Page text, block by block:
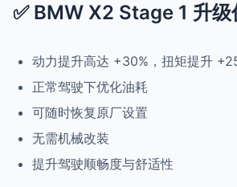
✅ BMW X2 Stage 1 升级
动力提升高达 +30%，扭矩提升
正常驾驶下优化油耗
可随时恢复原厂设置
无需机械改装
提升驾驶顺畅度与舒适性